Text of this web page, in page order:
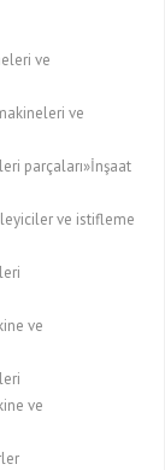
ve
ve
parçaları»İnşaat
ve istifleme
ve
ve